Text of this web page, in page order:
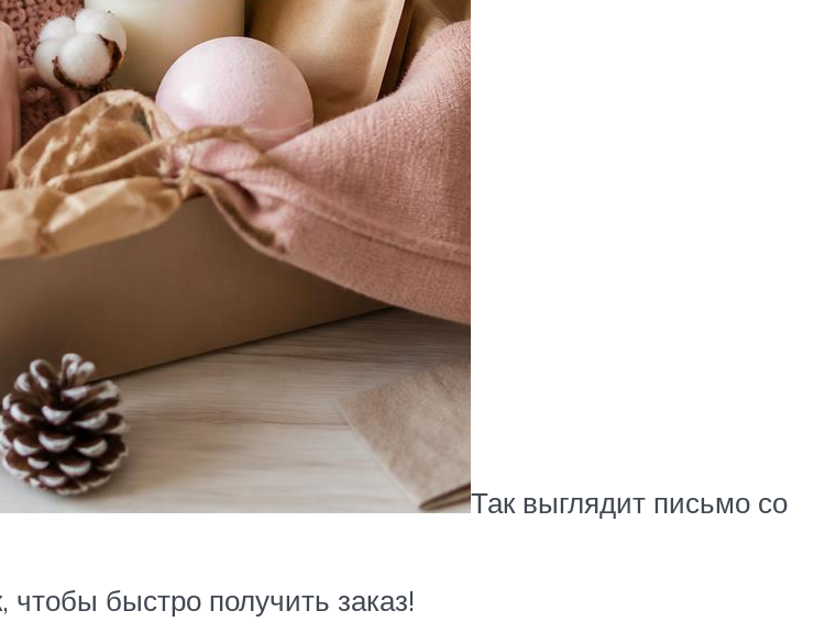
Так выглядит письмо со
быстро получить заказ!